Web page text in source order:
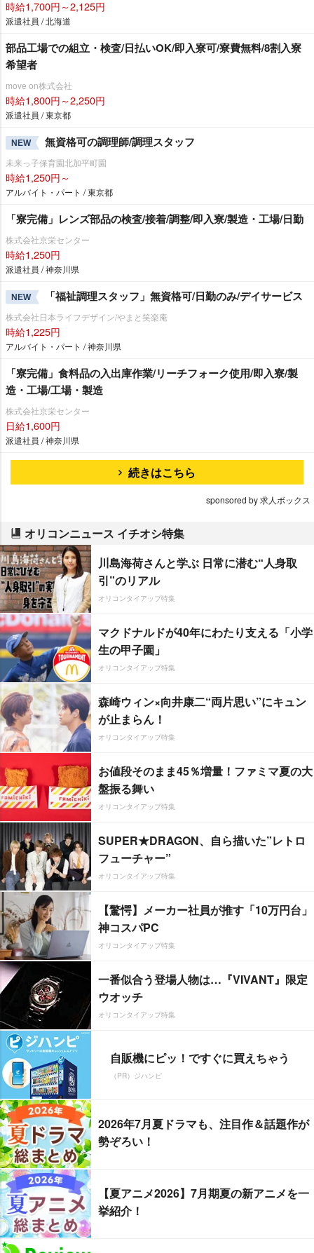
時給1,700円～2,125円
派遣社員 / 北海道
部品工場での組立・検査/日払いOK/即入寮可/寮費無料/8割入寮
希望者
move on株式会社
時給1,800円～2,250円
派遣社員 / 東京都
NEW 無資格可の調理師/調理スタッフ
未来っ子保育園北加平町園
時給1,250円～
アルバイト・パート / 東京都
「寮完備」レンズ部品の検査/接着/調整/即入寮/製造・工場/日勤
株式会社京栄センター
時給1,250円
派遣社員 / 神奈川県
NEW 「福祉調理スタッフ」無資格可/日勤のみ/デイサービス
株式会社日本ライフデザイン/やまと笑楽庵
時給1,225円
アルバイト・パート / 神奈川県
「寮完備」食料品の入出庫作業/リーチフォーク使用/即入寮/製
造・工場/工場・製造
株式会社京栄センター
日給1,600円
派遣社員 / 神奈川県
続きはこちら
sponsored by 求人ボックス
オリコンニュース イチオシ特集
川島海荷さんと学ぶ 日常に潜む“人身取
引”のリアル
オリコンタイアップ特集
マクドナルドが40年にわたり支える「小学
生の甲子園」
オリコンタイアップ特集
森崎ウィン×向井康二“両片思い”にキュン
が止まらん！
オリコンタイアップ特集
お値段そのまま45％増量！ファミマ夏の大
盤振る舞い
オリコンタイアップ特集
SUPER★DRAGON、自ら描いた”レトロ
フューチャー”
オリコンタイアップ特集
【驚愕】メーカー社員が推す「10万円台」
神コスパPC
オリコンタイアップ特集
一番似合う登場人物は…『VIVANT』限定
ウオッチ
オリコンタイアップ特集
自販機にピッ！ですぐに買えちゃう
（PR）ジハンピ
2026年7月夏ドラマも、注目作＆話題作が
勢ぞろい！
【夏アニメ2026】7月期夏の新アニメを一
挙紹介！